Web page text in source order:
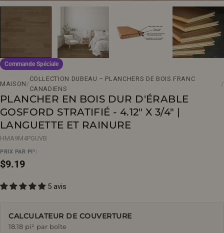
Commande Spéciale
MAISON /
COLLECTION DUBEAU – PLANCHERS DE BOIS FRANC
CANADIENS
/
PLANCHER EN BOIS DUR D'ÉRABLE
GOSFORD STRATIFIÉ - 4.12" X 3/4" |
LANGUETTE ET RAINURE
HMA9M4PGUVB
PRIX PAR PI²:
Prix
régulier
$9.19
5 avis
CALCULATEUR DE COUVERTURE
18.18 pi² par boîte